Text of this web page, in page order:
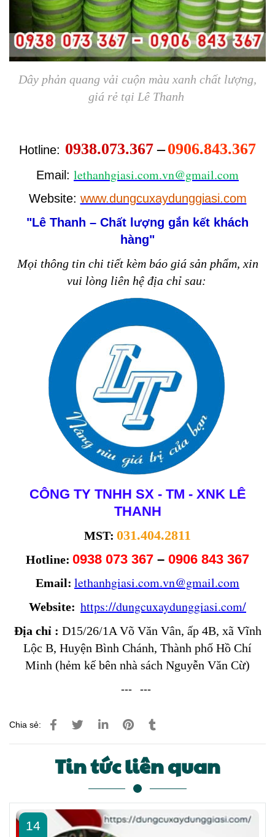
Dây phản quang vải cuộn màu xanh chất lượng,
giá rẻ tại Lê Thanh
Hotline: 0938.073.367 –0906.843.367
Email: lethanhgiasi.com.vn@gmail.com
Website: www.dungcuxaydunggiasi.com
"Lê Thanh – Chất l ượng gắn kết khách
hàng"
Mọi thông tin chi tiết kèm báo giá sản phẩm, xin
vui lòng liên hệ địa chỉ sau:
CÔNG TY TNHH SX - TM - XNK LÊ
THANH
MST: 031.404.2811
Hotline: 0938 073 367 – 0906 843 367
Email: lethanhgiasi.com.vn@gmail.com
Website: https://dungcuxaydunggiasi.com/
Địa chỉ : D15/26/1A Võ Văn Vân, ấp 4B, xã Vĩnh
Lộc B, Huyện Bình Chánh, Thành phố Hồ Chí
Minh (hẻm kế bên nhà sách Nguyễn Văn Cừ)
--- ---
Chia sẻ:
Tin tức liên quan
14